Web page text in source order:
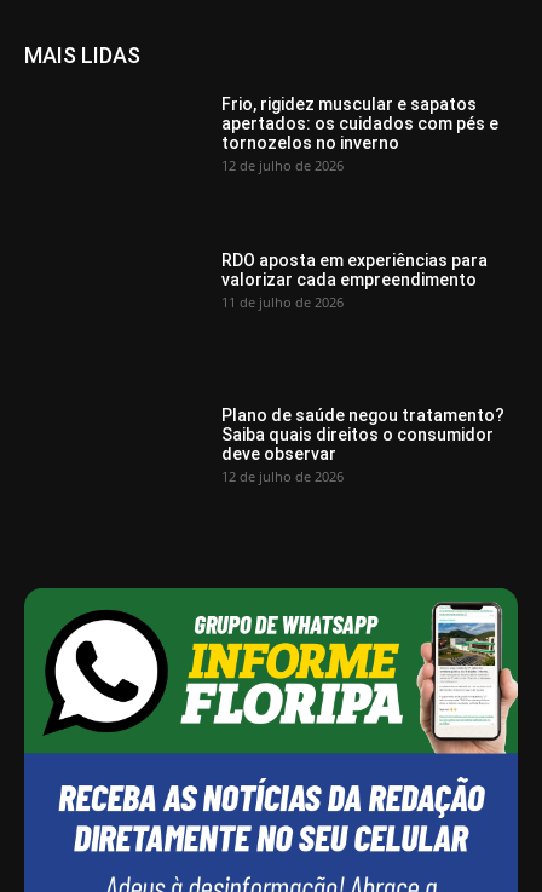
MAIS LIDAS
Frio, rigidez muscular e sapatos
apertados: os cuidados com pés e
tornozelos no inverno
12 de julho de 2026
RDO aposta em experiências para
valorizar cada empreendimento
11 de julho de 2026
Plano de saúde negou tratamento?
Saiba quais direitos o consumidor
deve observar
12 de julho de 2026